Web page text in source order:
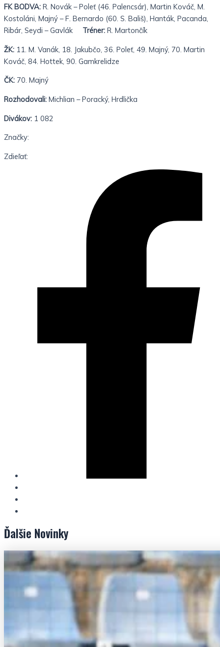
FK BODVA: R. Novák – Poleť (46. Palencsár), Martin Kováč, M.
Kostoláni, Majný – F. Bernardo (60. S. Bališ), Hanták, Pacanda,
Ribár, Seydi – Gavlák Tréner: R. Martončík
ŽK: 11. M. Vanák, 18. Jakubčo, 36. Poleť, 49. Majný, 70. Martin
Kováč, 84. Hottek, 90. Gamkrelidze
ČK: 70. Majný
Rozhodovali: Michlian – Poracký, Hrdlička
Divákov: 1 082
Značky:
Zdieľať:
Ďalšie Novinky